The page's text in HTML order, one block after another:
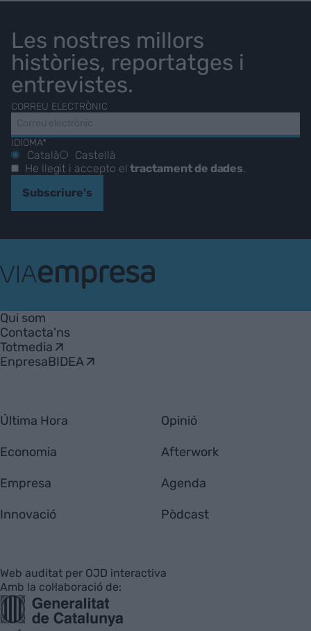
Les nostres millors
històries, reportatges i
entrevistes.
CORREU ELECTRÒNIC
IDIOMA*
Català
Castellà
He llegit i accepto eltractament de dades.
Subscriure's
Empresa
Qui som
Contacta'ns
Totmedia
EnpresaBIDEA
Última Hora
Economia
Empresa
Innovació
Opinió
Afterwork
Agenda
Pòdcast
Web auditat per OJD interactiva
Amb la col·laboració de: